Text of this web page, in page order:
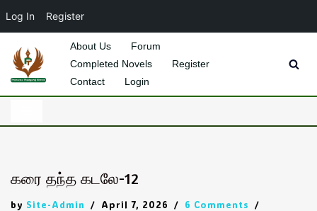
Log In Register
Skip
About Us
Forum
Completed Novels
Register
Contact
Login
கரை தந்த கடலே-12
by Site-Admin April 7, 2026
6 Comments